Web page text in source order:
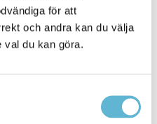
för att
och andra kan du välja
val du kan göra.